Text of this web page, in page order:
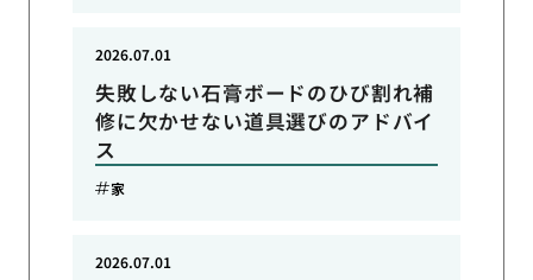
失敗しない石膏ボードのひび割れ補
修に欠かせない道具選びのアドバイ
ス
2026.07.01
家
2026.07.01